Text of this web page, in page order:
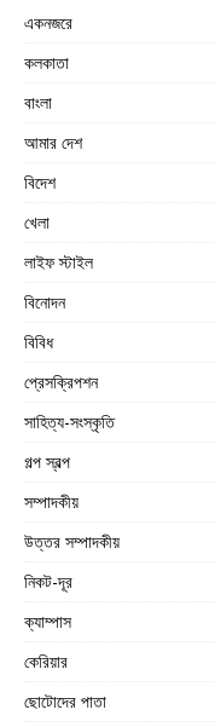
একনজরে
কলকাতা
বাংলা
আমার দেশ
বিদেশ
খেলা
লাইফ স্টাইল
বিনোদন
বিবিধ
প্রেসক্রিপশন
সাহিত্য-সংস্কৃতি
গল্প স্বল্প
সম্পাদকীয়
উত্তর সম্পাদকীয়
নিকট-দূর
ক্যাম্পাস
কেরিয়ার
ছোটোদের পাতা